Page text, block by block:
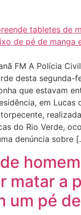
FM A Polícia
desta segunda-
que estavam
em Lucas
do Rio Verde,
denúncia sobre
matar a
um pé